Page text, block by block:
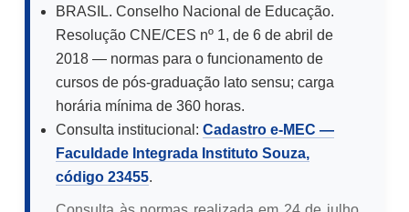
BRASIL. Conselho Nacional de Educação.
Resolução CNE/CES nº 1, de 6 de abril de
2018 — normas para o funcionamento de
cursos de pós-graduação lato sensu; carga
horária mínima de 360 horas.
Consulta institucional: Cadastro e-MEC —
Faculdade Integrada Instituto Souza,
código 23455.